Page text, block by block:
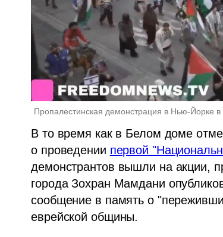
Пропалестинская демонстрация в Нью-Йорке в
В то время как в Белом доме
о проведении первой
демонстрантов вышли на акции,
города Зохран Мамдани
сообщение в память о
еврейской общины.